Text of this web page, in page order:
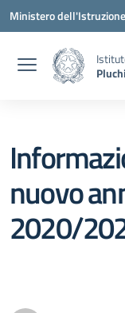
Vai ai contenuti
Vai al menu di
Vai al footer
Ministero
nuovo
2020/